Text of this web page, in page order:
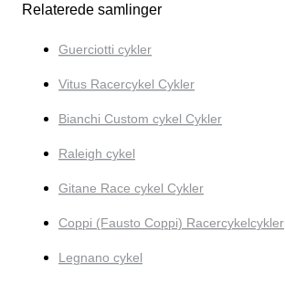
Relaterede samlinger
Guerciotti cykler
Vitus Racercykel Cykler
Bianchi Custom cykel Cykler
Raleigh cykel
Gitane Race cykel Cykler
Coppi (Fausto Coppi) Racercykelcykler
Legnano cykel